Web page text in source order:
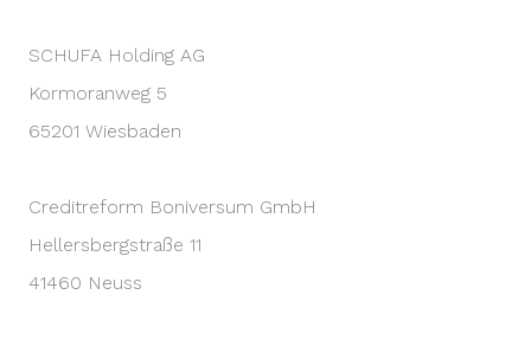
SCHUFA Holding AG
Kormoranweg 5
65201 Wiesbaden
Creditreform Boniversum GmbH
Hellersbergstraße 11
41460 Neuss